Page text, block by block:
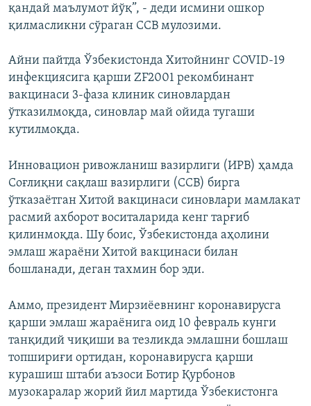
қандай маълумот йўқ”, - деди исмини ошкор
қилмасликни сўраган ССВ мулозими.
Айни пайтда Ўзбекистонда Хитойнинг COVID-19
инфекциясига қарши ZF2001 рекомбинант
вакцинаси 3-фаза клиник синовлардан
ўтказилмоқда, синовлар май ойида тугаши
кутилмоқда.
Инновацион ривожланиш вазирлиги (ИРВ) ҳамда
Соғлиқни сақлаш вазирлиги (ССВ) бирга
ўтказаётган Хитой вакцинаси синовлари мамлакат
расмий ахборот воситаларида кенг тарғиб
қилинмоқда. Шу боис, Ўзбекистонда аҳолини
эмлаш жараёни Хитой вакцинаси билан
бошланади, деган тахмин бор эди.
Аммо, президент Мирзиёевнинг коронавирусга
қарши эмлаш жараёнига оид 10 февраль кунги
танқидий чиқиши ва тезликда эмлашни бошлаш
топшириғи ортидан, коронавирусга қарши
курашиш штаби аъзоси Ботир Қурбонов
музокаралар жорий йил мартида Ўзбекистонга